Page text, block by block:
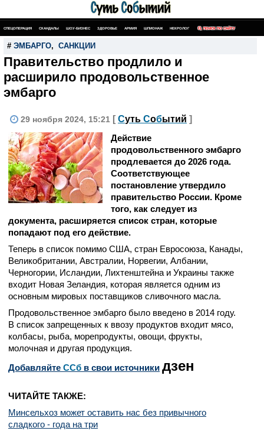
СПЕЦОПЕРАЦИЯ СКАНДАЛЫ ШОУ-БИЗНЕС ЗДОРОВЬЕ АРМИЯ ШПИОНАЖ НЕКРОЛОГ ПОИСК ПО САЙТУ
# ЭМБАРГО, САНКЦИИ
Правительство продлило и
расширило продовольственное
эмбарго
29 ноября 2024, 15:21 [ Суть Событий ]
Действие
продовольственного эмбарго
продлевается до 2026 года.
Соответствующее
постановление утвердило
правительство России. Кроме
того, как следует из
документа, расширяется список стран, которые
попадают под его действие.
Теперь в список помимо США, стран Евросоюза, Канады,
Великобритании, Австралии, Норвегии, Албании,
Черногории, Исландии, Лихтенштейна и Украины также
входит Новая Зеландия, которая является одним из
основным мировых поставщиков сливочного масла.
Продовольственное эмбарго было введено в 2014 году.
В список запрещенных к ввозу продуктов входит мясо,
колбасы, рыба, морепродукты, овощи, фрукты,
молочная и другая продукция.
Добавляйте CСб в свои источники дзен
ЧИТАЙТЕ ТАКЖЕ:
Минсельхоз может оставить нас без привычного
сладкого - года на три